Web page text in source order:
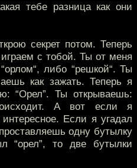
тебе разница как они
секрет потом. Теперь
с тобой. Ты от меня
либо “решкой“. Ты
как зажать. Теперь я
“Орел”. Ты открываешь:
А вот если я
Если я угадал
одну бутылку
то две бутылки